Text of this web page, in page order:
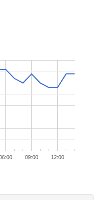
09:00 12:00